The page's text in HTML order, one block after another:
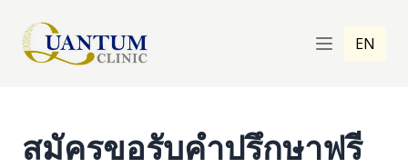
EN
สมัครขอรับคำปรึกษาฟรี